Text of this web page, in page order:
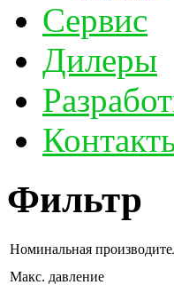
Сервис
Дилеры
Фильтр
Номинальная
Макс. давление